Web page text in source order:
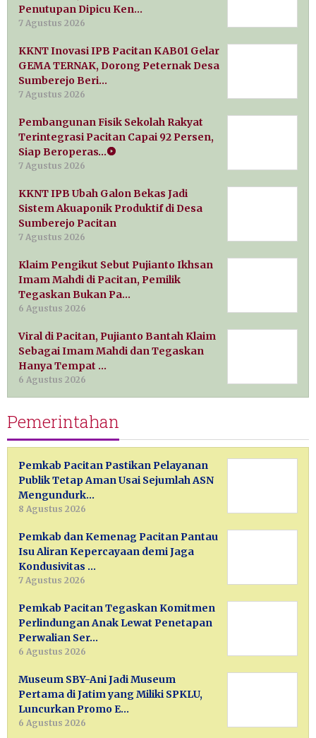
Penutupan Dipicu Ken…
7 Agustus 2026
KKNT Inovasi IPB Pacitan KAB01 Gelar
GEMA TERNAK, Dorong Peternak Desa
Sumberejo Beri…
7 Agustus 2026
Pembangunan Fisik Sekolah Rakyat
Terintegrasi Pacitan Capai 92 Persen,
Siap Beroperas…
7 Agustus 2026
KKNT IPB Ubah Galon Bekas Jadi
Sistem Akuaponik Produktif di Desa
Sumberejo Pacitan
7 Agustus 2026
Klaim Pengikut Sebut Pujianto Ikhsan
Imam Mahdi di Pacitan, Pemilik
Tegaskan Bukan Pa…
6 Agustus 2026
Viral di Pacitan, Pujianto Bantah Klaim
Sebagai Imam Mahdi dan Tegaskan
Hanya Tempat …
6 Agustus 2026
Pemerintahan
Pemkab Pacitan Pastikan Pelayanan
Publik Tetap Aman Usai Sejumlah ASN
Mengundurk…
8 Agustus 2026
Pemkab dan Kemenag Pacitan Pantau
Isu Aliran Kepercayaan demi Jaga
Kondusivitas …
7 Agustus 2026
Pemkab Pacitan Tegaskan Komitmen
Perlindungan Anak Lewat Penetapan
Perwalian Ser…
6 Agustus 2026
Museum SBY-Ani Jadi Museum
Pertama di Jatim yang Miliki SPKLU,
Luncurkan Promo E…
6 Agustus 2026